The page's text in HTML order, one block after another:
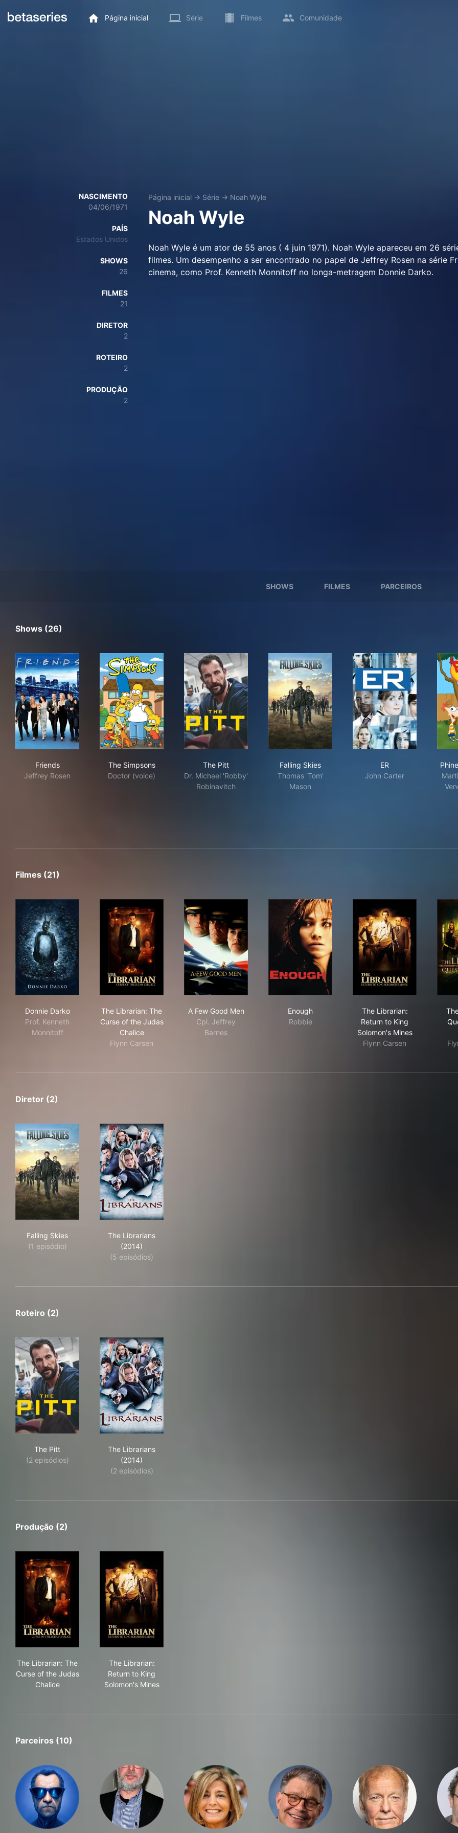
Página inicial Série Filmes Comunidade
NASCIMENTO
04/06/1971
PAÍS
Estados Unidos
SHOWS
26
FILMES
21
DIRETOR
2
ROTEIRO
2
PRODUÇÃO
2
Página inicial → Série → Noah Wyle
Noah Wyle
Noah Wyle é um ator de 55 anos ( 4 juin 1971). Noah Wyle apareceu em 26
filmes. Um desempenho a ser encontrado no papel de Jeffrey Rosen na série
cinema, como Prof. Kenneth Monnitoff no longa-metragem Donnie Darko.
SHOWS FILMES PARCEIROS
Shows (26)
Friends
Jeffrey Rosen
The Simpsons
Doctor (voice)
The Pitt
Dr. Michael 'Robby'
Robinavitch
Falling Skies
Thomas 'Tom'
Mason
ER
John Carter
Filmes (21)
Donnie Darko
Prof. Kenneth
Monnitoff
The Librarian: The
Curse of the Judas
Chalice
Flynn Carsen
A Few Good Men
Cpl. Jeffrey
Barnes
Enough
Robbie
The Librarian:
Return to King
Solomon's Mines
Flynn Carsen
Diretor (2)
Falling Skies
(1 episódio)
The Librarians
(2014)
(5 episódios)
Roteiro (2)
The Pitt
(2 episódios)
The Librarians
(2014)
(2 episódios)
Produção (2)
The Librarian: The
Curse of the Judas
Chalice
The Librarian:
Return to King
Solomon's Mines
Parceiros (10)